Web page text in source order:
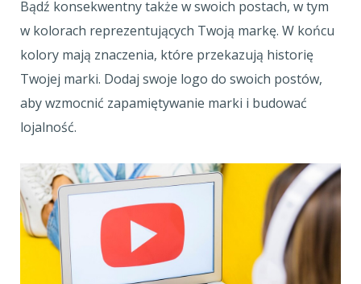
Bądź konsekwentny także w swoich postach, w tym
w kolorach reprezentujących Twoją markę. W końcu
kolory mają znaczenia, które przekazują historię
Twojej marki. Dodaj swoje logo do swoich postów,
aby wzmocnić zapamiętywanie marki i budować
lojalność.